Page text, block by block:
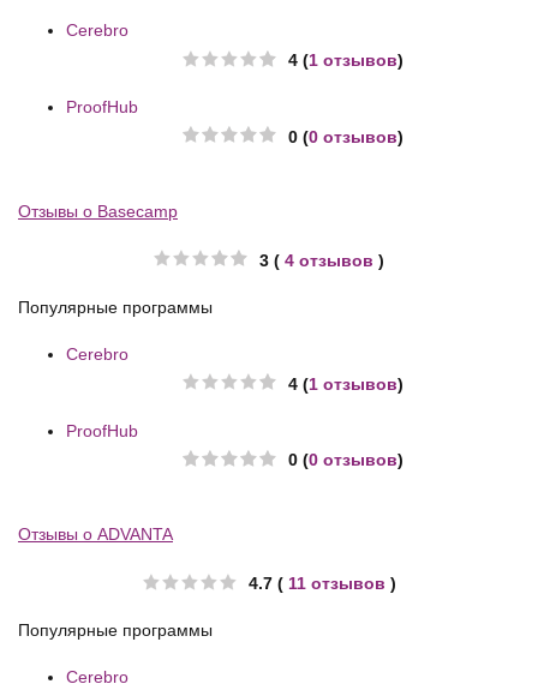
Cerebro
4 (1 отзывов)
ProofHub
0 (0 отзывов)
Отзывы о Basecamp
3 ( 4 отзывов )
Популярные программы
Cerebro
4 (1 отзывов)
ProofHub
0 (0 отзывов)
Отзывы о ADVANTA
4.7 ( 11 отзывов )
Популярные программы
Cerebro